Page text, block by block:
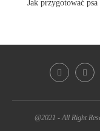
Jak przygotować
@2021 - All Right